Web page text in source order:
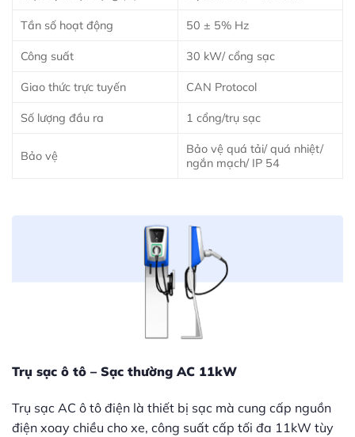
Tần số hoạt động 50 ± 5% Hz
Công suất 30 kW/ cổng sạc
Giao thức trực tuyến CAN Protocol
Số lượng đầu ra 1 cổng/trụ sạc
Bảo vệ
Bảo vệ quá tải/ quá nhiệt/
ngắn mạch/ IP 54
Trụ sạc ô tô – Sạc thường AC 11kW
Trụ sạc AC ô tô điện là thiết bị sạc mà cung cấp nguồn
điện xoay chiều cho xe, công suất cấp tối đa 11kW tùy